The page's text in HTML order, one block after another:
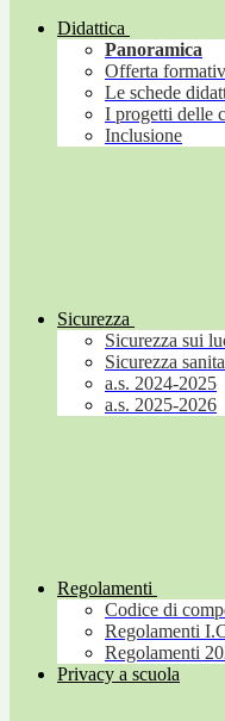
Didattica
Panoramica
Offerta
Le schede
I progetti delle
Inclusione
Sicurezza
Sicurezza sui
Sicurezza
a.s. 2024-2025
a.s. 2025-2026
Regolamenti
Codice di
Regolamenti
Regolamenti
Privacy a scuola